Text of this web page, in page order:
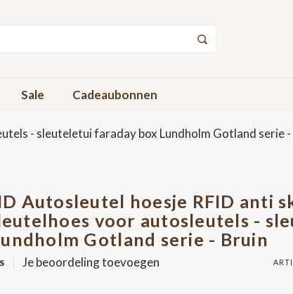
Sale Cadeaubonnen
- sleuteletui faraday box Lundholm Gotland serie -
Autosleutel hoesje RFID anti
voor autosleutels -
Gotland serie - Bruin
Je beoordeling toevoegen